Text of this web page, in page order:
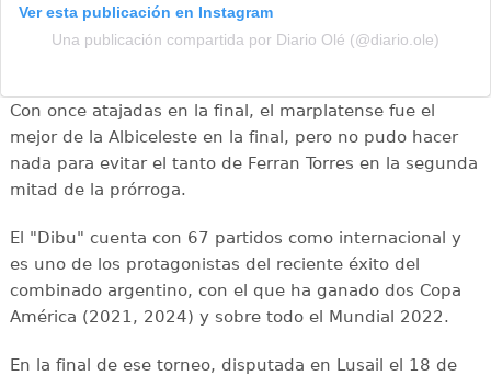
Ver esta publicación en Instagram
Una publicación compartida por Diario Olé (@diario.ole)
Con once atajadas en la final, el marplatense fue el
mejor de la Albiceleste en la final, pero no pudo hacer
nada para evitar el tanto de Ferran Torres en la segunda
mitad de la prórroga.
El "Dibu" cuenta con 67 partidos como internacional y
es uno de los protagonistas del reciente éxito del
combinado argentino, con el que ha ganado dos Copa
América (2021, 2024) y sobre todo el Mundial 2022.
En la final de ese torneo, disputada en Lusail el 18 de